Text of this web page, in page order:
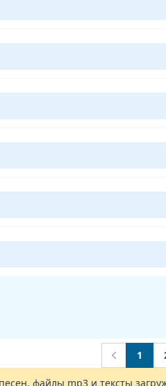
Previous
1
файлы mp3 и тексты